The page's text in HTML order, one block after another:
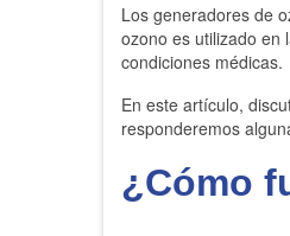
Los generadores de
ozono es utilizado en
condiciones médicas.
En este artículo,
responderemos
¿Cómo